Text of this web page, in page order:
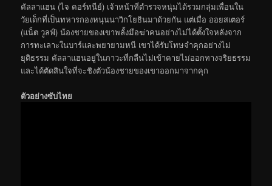
คัลลาแฮน (ไจ คอร์ทนีย์) เจ้าหน้าที่ตำรวจหนุ่มได้รวมกลุ่มเพื่อนใน
วัยเด็กที่เป็นทหารกองหนุนนาวิกโยธินมาด้วยกัน แต่เมื่อ ออยสเตอร์
(แน็ต วูลฟ์) น้องชายของเขาพลั้งมือฆ่าคนอย่างไม่ได้ตั้งใจหลังจาก
การทะเลาะในบาร์และพยายามหนี เขาได้รับโทษจำคุกอย่างไม่
ยุติธรรม คัลลาแฮนอยู่ในภาวะที่กลืนไม่เข้าคายไม่ออกทางจริยธรรม
และได้ตัดสินใจที่จะชิงตัวน้องชายของเขาออกมาจากคุก
ตัวอย่างซับไทย